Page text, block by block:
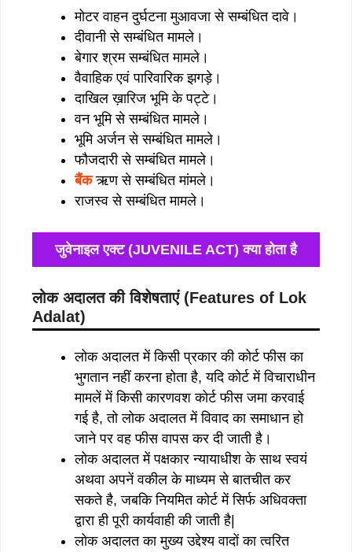
मोटर वाहन दुर्घटना मुआवजा से सम्बंधित दावे।
दीवानी से सम्बंधित मामले।
बेगार श्रम सम्बंधित मामले।
वैवाहिक एवं पारिवारिक झगड़े।
दाखिल ख़ारिज भूमि के पट्टे।
वन भूमि से सम्बंधित मामले।
भूमि अर्जन से सम्बंधित मामले।
फौजदारी से सम्बंधित मामले।
बैंकऋण से सम्बंधित मांमले।
राजस्व से सम्बंधित मामले।
जुवेनाइल एक्ट (JUVENILE ACT) क्या होता है
लोक अदालत की विशेषताएं (Features of Lok
Adalat)
लोक अदालत में किसी प्रकार की कोर्ट फीस का
भुगतान नहीं करना होता है, यदि कोर्ट में विचाराधीन
मामलें में किसी कारणवश कोर्ट फीस जमा करवाई
गई है, तो लोक अदालत में विवाद का समाधान हो
जाने पर वह फीस वापस कर दी जाती है।
लोक अदालत में पक्षकार न्यायाधीश के साथ स्वयं
अथवा अपनें वकील के माध्यम से बातचीत कर
सकते है, जबकि नियमित कोर्ट में सिर्फ अधिवक्ता
द्वारा ही पूरी कार्यवाही की जाती है|
लोक अदालत का मुख्य उद्देश्य वादों का त्वरित